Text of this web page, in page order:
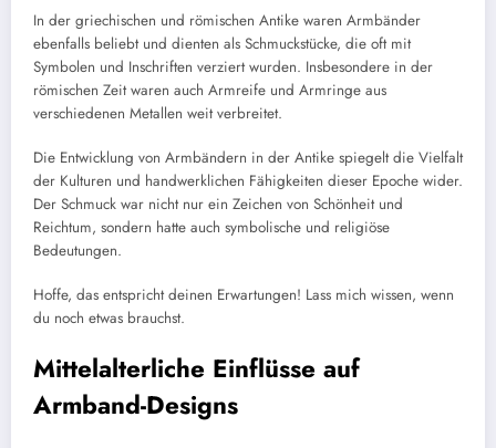
In der griechischen und römischen Antike waren Armbänder
ebenfalls beliebt und dienten als Schmuckstücke, die oft mit
Symbolen und Inschriften verziert wurden. Insbesondere in der
römischen Zeit waren auch Armreife und Armringe aus
verschiedenen Metallen weit verbreitet.
Die Entwicklung von Armbändern in der Antike spiegelt die Vielfalt
der Kulturen und handwerklichen Fähigkeiten dieser Epoche wider.
Der Schmuck war nicht nur ein Zeichen von Schönheit und
Reichtum, sondern hatte auch symbolische und religiöse
Bedeutungen.
Hoffe, das entspricht deinen Erwartungen! Lass mich wissen, wenn
du noch etwas brauchst.
Mittelalterliche Einflüsse auf
Armband-Designs